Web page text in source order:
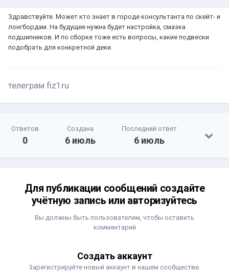
Здравствуйте. Может кто знает в городе консультанта по скейт- и
лонгбордам. На будущее нужна будет настройка, смазка
подшипников. И по сборке тоже есть вопросы, какие подвески
подобрать для конкретной деки.
телеграм fiz1ru
Ответов
0
Создана
6 июль
Последний ответ
6 июль
Для публикации сообщений создайте
учётную запись или авторизуйтесь
Вы должны быть пользователем, чтобы оставить
комментарий
Создать аккаунт
Зарегистрируйте новый аккаунт в нашем сообществе.